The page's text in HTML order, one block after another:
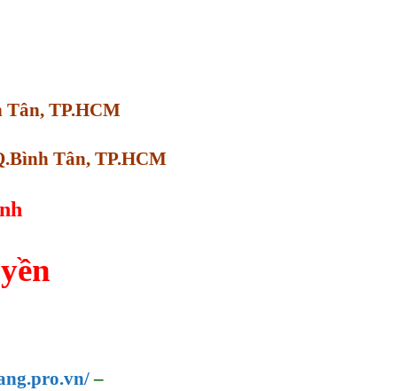
Tân, TP.HCM
Tân, TP.HCM
–